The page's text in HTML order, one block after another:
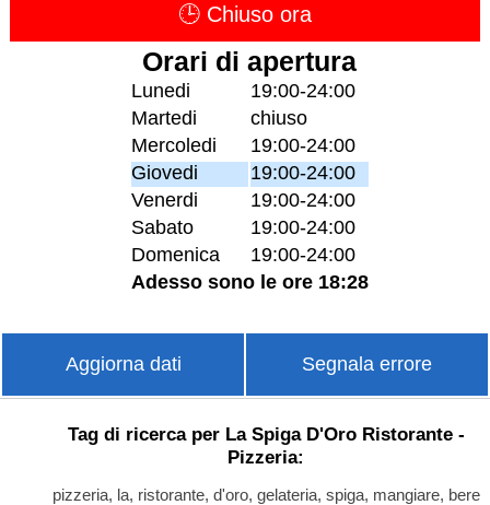
🕒 Chiuso ora
Orari di apertura
Lunedi
19:00-24:00
Martedi
chiuso
Mercoledi
19:00-24:00
Giovedi
19:00-24:00
Venerdi
19:00-24:00
Sabato
19:00-24:00
Domenica
19:00-24:00
Adesso sono le ore 18:28
Aggiorna dati Segnala errore
Tag di ricerca per La Spiga D'Oro Ristorante -
Pizzeria:
pizzeria, la, ristorante, d'oro, gelateria, spiga, mangiare, bere